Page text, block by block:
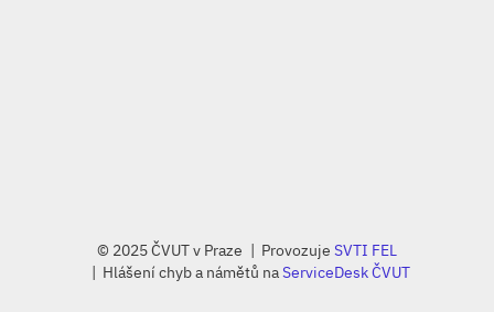
© 2025 ČVUT v Praze ProvozujeSVTI FEL
Hlášení chyb a námětů naServiceDesk ČVUT